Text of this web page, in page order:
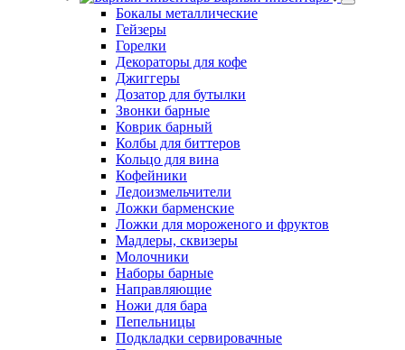
Бокалы металлические
Гейзеры
Горелки
Декораторы для кофе
Джиггеры
Дозатор для бутылки
Звонки барные
Коврик барный
Колбы для биттеров
Кольцо для вина
Кофейники
Ледоизмельчители
Ложки барменские
Ложки для мороженого и фруктов
Мадлеры, сквизеры
Молочники
Наборы барные
Направляющие
Ножи для бара
Пепельницы
Подкладки сервировачные